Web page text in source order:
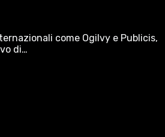
come Ogilvy e Publicis,
di…